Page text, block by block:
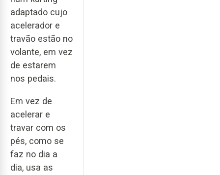
adaptado cujo
acelerador e
travão estão no
volante, em vez
de estarem
nos pedais.
Em vez de
acelerar e
travar com os
pés, como se
faz no dia a
dia, usa as